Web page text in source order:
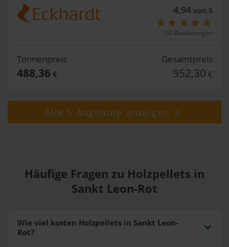
4,94von 5
150 Bewertungen
Tonnenpreis
488,36 €
Gesamtpreis
952,30 €
Alle 5 Angebote anzeigen
Häufige Fragen zu Holzpellets in
Sankt Leon-Rot
Wie viel kosten Holzpellets in Sankt Leon-
Rot?